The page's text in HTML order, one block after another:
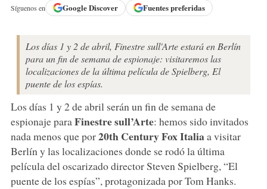
Síguenos en GoogleDiscover Fuentes preferidas
Los días 1 y 2 de abril, Finestre sull'Arte estará en Berlín
para un fin de semana de espionaje: visitaremos las
localizaciones de la última película de Spielberg, El
puente de los espías.
Los días 1 y 2 de abril serán un fin de semana de
espionaje para Finestre sull’Arte: hemos sido invitados
nada menos que por20th Century Fox Italiaa visitar
Berlín y las localizaciones donde se rodó la última
película del oscarizado director Steven Spielberg, “El
puente de los espías”, protagonizada por Tom Hanks.